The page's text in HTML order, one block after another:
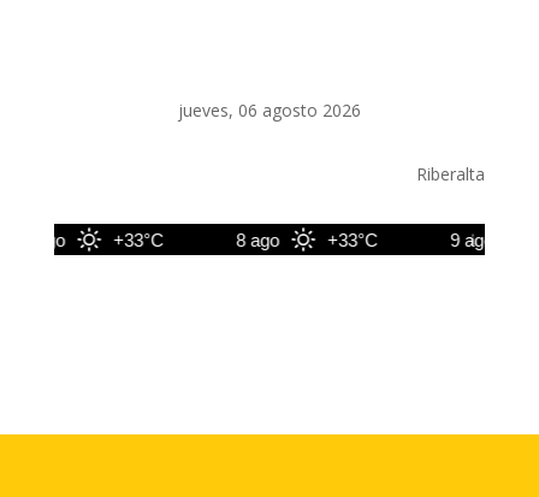
jueves, 06 agosto 2026
Riberalta
+33°C 8 ago +33°C 9 ago